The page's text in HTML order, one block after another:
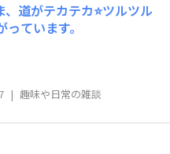
道がテカテカ⭐ツルツル
ています。
| 趣味や日常の雑談